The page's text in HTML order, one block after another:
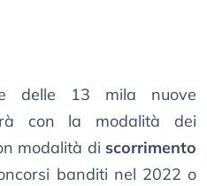
delle 13 mila nuove
con la modalità dei
modalità di scorrimento
banditi nel 2022 o